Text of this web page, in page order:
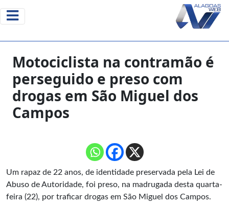
Motociclista na contramão é
perseguido e preso com
drogas em São Miguel dos
Campos
Um rapaz de 22 anos, de identidade preservada pela Lei de
Abuso de Autoridade, foi preso, na madrugada desta quarta-
feira (22), por traficar drogas em São Miguel dos Campos.